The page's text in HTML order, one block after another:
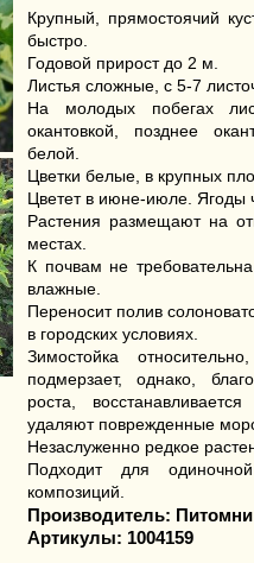
Крупный, прямостоячий
быстро.
Годовой прирост до 2 м.
Листья сложные, с 5-7
На молодых побегах
окантовкой, позднее
белой.
Цветки белые, в крупных
Цветет в июне-июле. Ягоды
Растения размещают на
местах.
К почвам не
влажные.
Переносит полив
в городских условиях.
Зимостойка
подмерзает, однако,
роста,
удаляют поврежденные
Незаслуженно редкое
Подходит для
композиций.
Производитель:
Артикулы: 1004159